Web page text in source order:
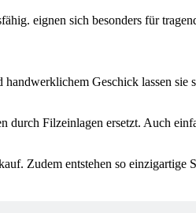
eignen sich besonders für
Geschick lassen
Filzeinlagen ersetzt. Auch
Zudem entstehen so einzigartige